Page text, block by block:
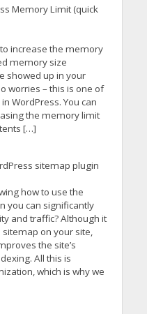
Memory Limit (quick
increase the memory
memory size
showed up in your
worries – this is one of
WordPress. You can
the memory limit
[…]
sitemap plugin
how to use the
you can significantly
and traffic? Although it
on your site,
the site’s
All this is
which is why we